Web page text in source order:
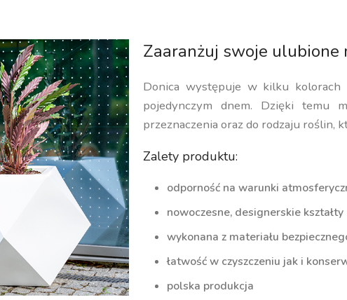
Zaaranżuj swoje ulubione
Donica występuje w kilku
pojedynczym dnem. Dzięki temu
przeznaczenia oraz do rodzaju roślin,
Zalety produktu:
odporność na warunki
nowoczesne, designerskie kształty
wykonana z materiału
łatwość w czyszczeniu jak i
polska produkcja